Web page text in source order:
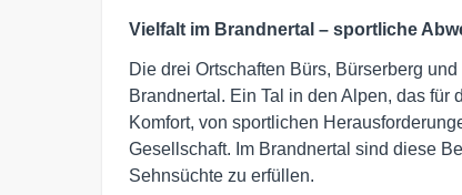
Vielfalt im Brandnertal – sportliche
Die drei Ortschaften Bürs, Bürserberg
Brandnertal. Ein Tal in den Alpen, das für
Komfort, von sportlichen
Gesellschaft. Im Brandnertal sind diese
Sehnsüchte zu erfüllen.